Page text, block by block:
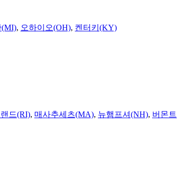
(MI), 오하이오(OH), 켄터키(KY)
드(RI), 매사추세츠(MA), 뉴햄프셔(NH), 버몬트